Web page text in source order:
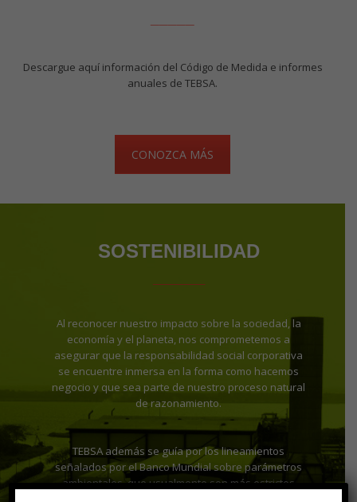
Descargue aquí información del Código de Medida e informes
anuales de TEBSA.
CONOZCA MÁS
SOSTENIBILIDAD
Al reconocer nuestro impacto sobre la sociedad, la
economía y el planeta, nos comprometemos a
asegurar que la responsabilidad social corporativa
se encuentre inmersa en la forma como hacemos
negocio y que sea parte de nuestro proceso natural
de razonamiento.
TEBSA además se guía por los lineamientos
señalados por el Banco Mundial sobre parámetros
ambientales, que usualmente son más estrictos
×